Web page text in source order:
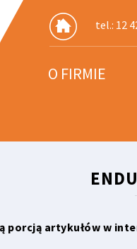
tel.: 12
O FIRMIE
porcją artykułów w